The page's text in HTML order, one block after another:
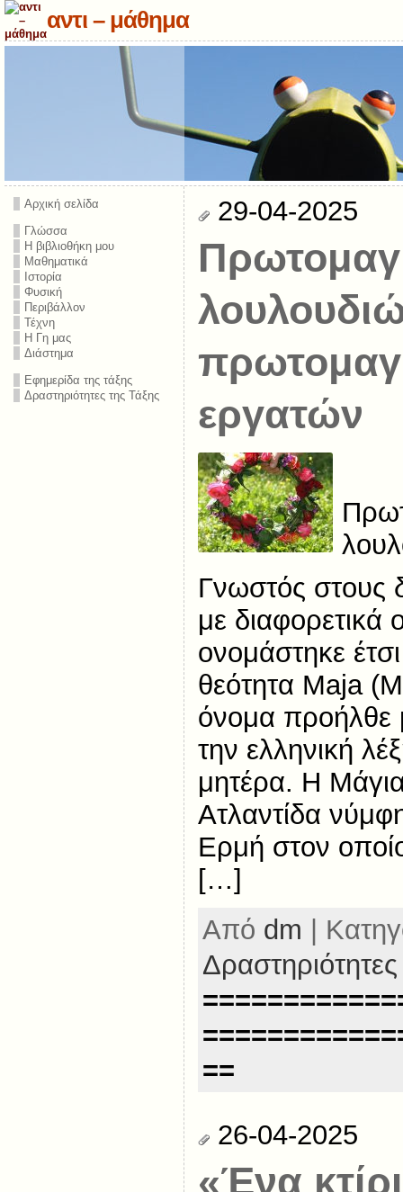
αντι – μάθημα
Αρχική σελίδα
Γλώσσα
Η βιβλιοθήκη μου
Μαθηματικά
Ιστορία
Φυσική
Περιβάλλον
Τέχνη
Η Γη μας
Διάστημα
Εφημερίδα της τάξης
Δραστηριότητες της Τάξης
29-04-2025
εργατών
Γνωστός στους
με
ονομάστηκε
θεότητα Maja
όνομα προήλθε
την ελληνική
μητέρα. Η Μάγια
Ατλαντίδα
Ερμή στον
[…]
Από dm |
==
26-04-2025
«Ένα